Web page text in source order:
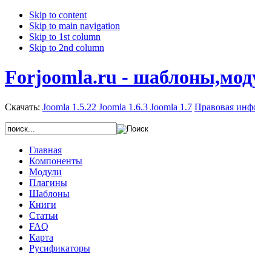
Skip to content
Skip to main navigation
Skip to 1st column
Skip to 2nd column
Forjoomla.ru -
Скачать: Joomla 1.5.22 Joomla 1.6.3 Joomla 1.7 Правовая
Главная
Компоненты
Модули
Плагины
Шаблоны
Книги
Статьи
FAQ
Карта
Русификаторы